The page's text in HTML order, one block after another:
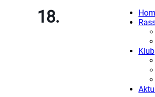
Klub
18.